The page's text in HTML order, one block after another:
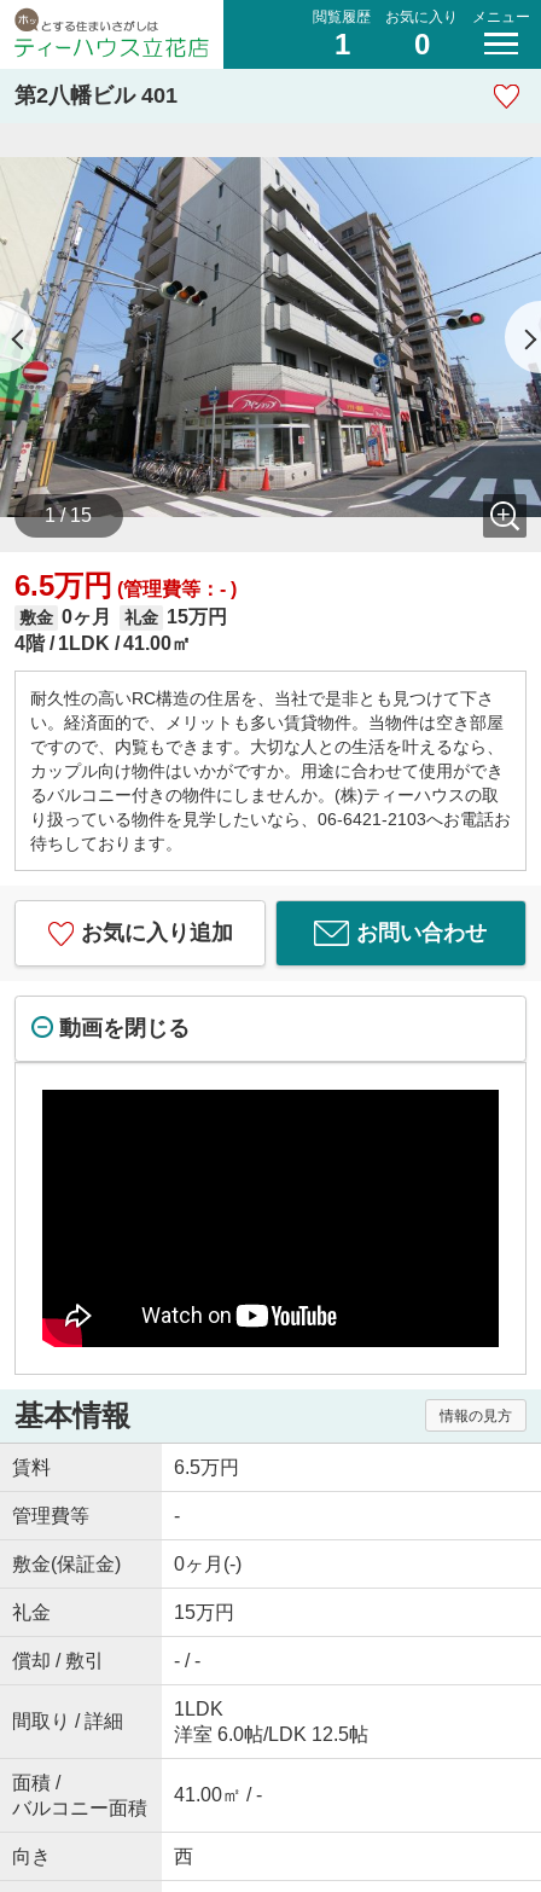
閲覧履歴
1
お気に入り
0
メニュー
第2八幡ビル 401
1 / 15
6.5万円 (管理費等：- )
敷金 0ヶ月 礼金 15万円
4階
1LDK 41.00㎡
耐久性の高いRC構造の住居を、当社で是非とも見つけて下さ
い。経済面的で、メリットも多い賃貸物件。当物件は空き部屋
ですので、内覧もできます。大切な人との生活を叶えるなら、
カップル向け物件はいかがですか。用途に合わせて使用ができ
るバルコニー付きの物件にしませんか。(株)ティーハウスの取
り扱っている物件を見学したいなら、06-6421-2103へお電話お
待ちしております。
お気に入り追加 お問い合わせ
動画を閉じる
基本情報 情報の見方
賃料 6.5万円
管理費等 -
敷金(保証金) 0ヶ月(-)
礼金 15万円
償却 / 敷引 - / -
間取り / 詳細
1LDK
洋室 6.0帖/LDK 12.5帖
面積 /
バルコニー面積
41.00㎡ / -
向き 西